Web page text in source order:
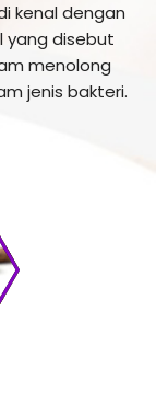
kenal dengan
yang disebut
menolong
jenis bakteri.